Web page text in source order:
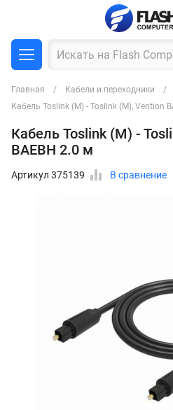
Главная Кабели и переходники
Кабель Toslink (M) - Toslink (M), Vention
Кабель Toslink (M) -
BAEBH 2.0 м
Артикул 375139 В сравнение